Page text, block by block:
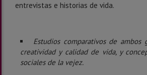
entrevistas e historias de vida.
Estudios comparativos de ambos
creatividad y calidad de vida, y
sociales de la vejez.